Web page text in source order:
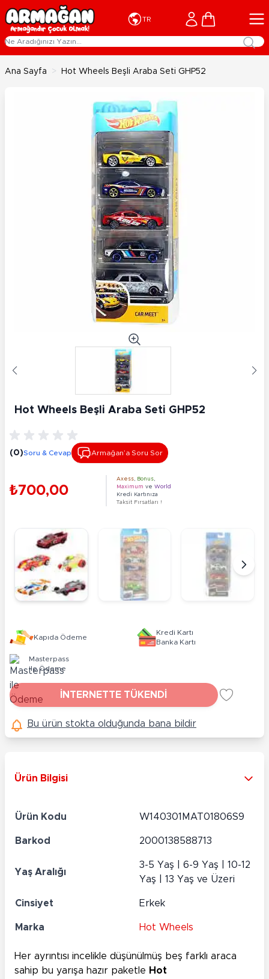
İçeriğe geç
TR Cart
Ana Sayfa > Hot Wheels Beşli Araba Seti GHP52
Hot Wheels Beşli Araba Seti GHP52
(0)Soru & Cevap Armağan’a Soru Sor
₺700,00
Axess Bonus
Maximum ve World
Kredi Kartınıza
Taksit Fırsatları !
Kapıda Ödeme
Kredi Kartı
Banka Kartı
Masterpass
ile Ödeme
İNTERNETTE TÜKENDİ
Bu ürün stokta olduğunda bana bildir
Ürün Bilgisi
Ürün Kodu W140301MAT01806S9
Barkod 2000138588713
Yaş Aralığı
3-5 Yaş | 6-9 Yaş | 10-12
Yaş | 13 Yaş ve Üzeri
Cinsiyet Erkek
Marka Hot Wheels
Her ayrıntısı incelikle düşünülmüş beş farklı araca
sahip bu yarışa hazır paketle Hot